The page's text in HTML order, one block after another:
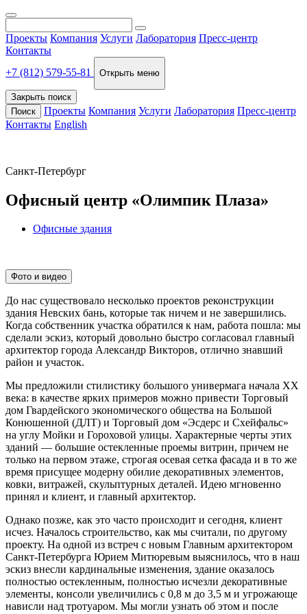
Проекты Компания Услуги Лаборатория Пресс-центр
Контакты
+7 (812) 579-55-81
Открыть меню
Закрыть поиск
Поиск
Проекты Компания Услуги Лаборатория Пресс-центр
Контакты English
Санкт-Петербург
Офисный центр «Олимпик Плаза»
Офисные здания
Фото и видео
До нас существовало несколько проектов реконструкции
здания Невских бань, которые так ничем и не завершились.
Когда собственник участка обратился к нам, работа пошла: мы
сделали эскиз, который довольно быстро согласовал главный
архитектор города Александр Викторов, отлично знавший
район и участок.
Мы предложили стилистику большого универмага начала XX
века: в качестве ярких примеров можно привести Торговый
дом Гвардейского экономического общества на Большой
Конюшенной (ДЛТ) и Торговый дом «Эсдерс и Схейфальс»
на углу Мойки и Гороховой улицы. Характерные черты этих
зданий — большие остекленные проемы витрин, причем не
только на первом этаже, строгая осевая сетка фасада и в то же
время присущее модерну обилие декоративных элементов,
ковки, витражей, скульптурных деталей. Идею мгновенно
принял и клиент, и главный архитектор.
Однако позже, как это часто происходит и сегодня, клиент
исчез. Началось строительство, как мы считали, по другому
проекту. На одной из встреч с новым Главным архитектором
Санкт-Петербурга Юрием Митюревым выяснилось, что в наш
эскиз внесли кардинальные изменения, здание оказалось
полностью остекленным, полностью исчезли декоративные
элементы, консоли увеличились с 0,8 м до 3,5 м и угрожающе
нависли над тротуаром. Мы могли узнать об этом и после